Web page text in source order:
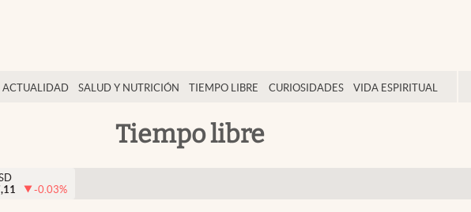
ACTUALIDAD SALUD Y NUTRICIÓN TIEMPO LIBRE CURIOSIDADES VIDA ESPIRITUAL
Tiempo libre
-0.03%